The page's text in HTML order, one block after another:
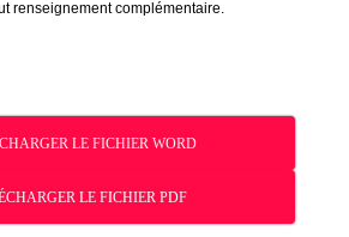
renseignement complémentaire.
LE FICHIER WORD
LE FICHIER PDF